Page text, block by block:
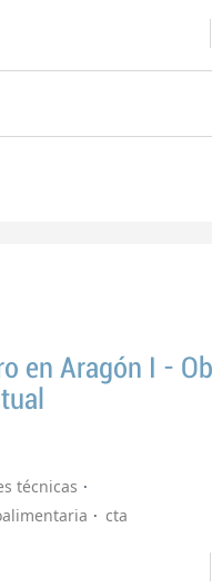
en Aragón I -
técnicas
cta